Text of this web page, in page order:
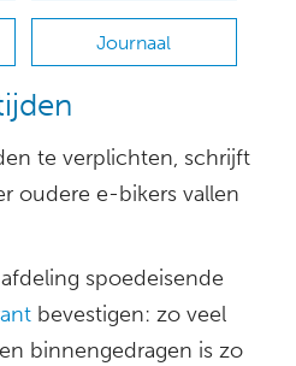
Journaal
te verplichten, schrijft
oudere e-bikers vallen
spoedeisende
bevestigen: zo veel
binnengedragen is zo